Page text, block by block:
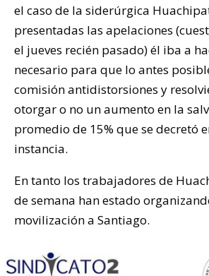
el caso de la siderúrgica
presentadas las apelaciones
el jueves recién pasado) él iba a
necesario para que lo antes
comisión antidistorsiones y
otorgar o no un aumento en la
promedio de 15% que se decretó
instancia.
En tanto los trabajadores de
de semana han estado
movilización a Santiago.